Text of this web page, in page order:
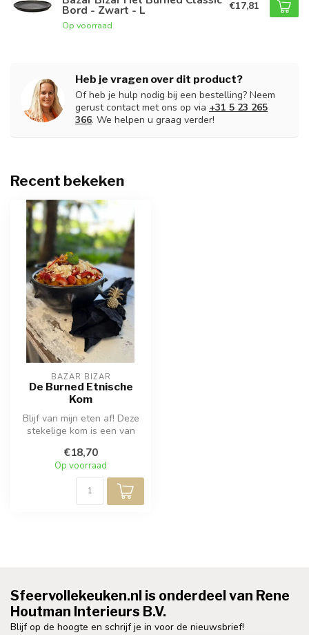
Bord - Zwart - L
Op voorraad
€17,81
Heb je vragen over dit product?
Of heb je hulp nodig bij een bestelling? Neem
gerust contact met ons op via +31 5 23 265
366. We helpen u graag verder!
Recent bekeken
BAZAR BIZAR
De Burned Etnische
Kom
Blijf van mijn eten af! Deze
stekelige kom is een van
€18,70
Op voorraad
Sfeervollekeuken.nl is onderdeel van Rene
Houtman Interieurs B.V.
Blijf op de hoogte en schrijf je in voor de nieuwsbrief!